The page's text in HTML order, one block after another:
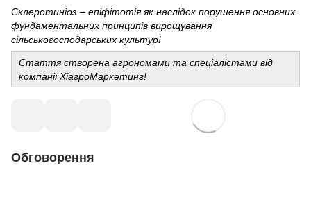
Склеротиніоз – епіфітотія як наслідок порушення основних
фундаментальних принципів вирощування
сільськогосподарських культур!
Стаття створена агрономами та спеціалістами від
компанії ХіагроМаркетинг!
Обговорення